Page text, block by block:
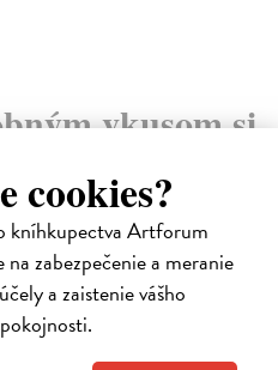
cookies?
kníhkupectva Artforum
zabezpečenie a meranie
a zaistenie vášho
vkusom si
aj: